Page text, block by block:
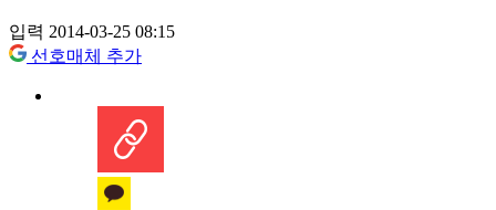
입력 2014-03-25 08:15
선호매체 추가